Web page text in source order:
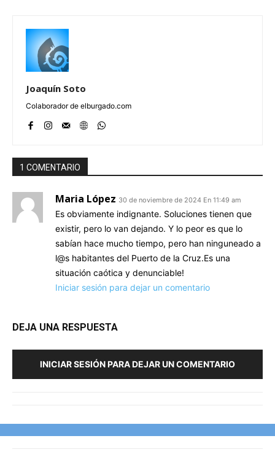
Joaquín Soto
Colaborador de elburgado.com
1 COMENTARIO
Maria López 30 de noviembre de 2024 En 11:49 am
Es obviamente indignante. Soluciones tienen que
existir, pero lo van dejando. Y lo peor es que lo
sabían hace mucho tiempo, pero han ninguneado a
l@s habitantes del Puerto de la Cruz.Es una
situación caótica y denunciable!
Iniciar sesión para dejar un comentario
DEJA UNA RESPUESTA
INICIAR SESIÓN PARA DEJAR UN COMENTARIO